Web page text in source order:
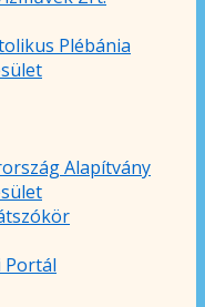
Plébánia
Alapítvány
Portál